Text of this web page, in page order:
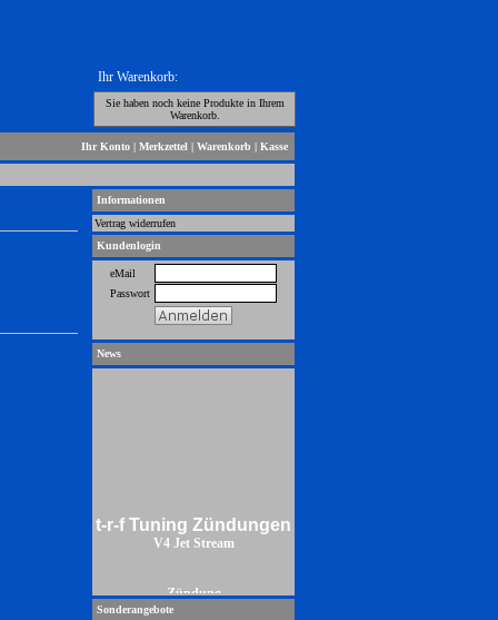
Ihr Warenkorb:
Sie haben noch keine Produkte in Ihrem
Warenkorb.
Ihr Konto | Merkzettel | Warenkorb | Kasse
Informationen
Vertrag widerrufen
Kundenlogin
eMail
Passwort
News
t-r-f Tuning Zündungen
V4 Jet Stream
Zündung
Sonderangebote